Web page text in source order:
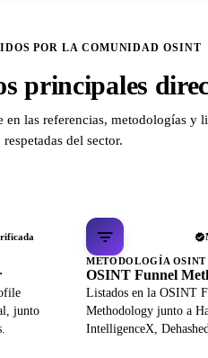
POR LA COMUNIDAD OSINT
principales
las referencias, metodologías y
respetadas del sector.
junto
METODOLOGÍA OSINT
OSINT Funnel
Listados en la OSINT
Methodology junto a
IntelligenceX,